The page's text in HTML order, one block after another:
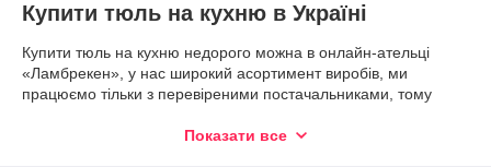
Купити тюль на кухню в Україні
Купити тюль на кухню недорого можна в онлайн-ательці
«Ламбрекен», у нас широкий асортимент виробів, ми
працюємо тільки з перевіреними постачальниками, тому
якнайшвидше працює система знижок, наші професіонали із
Показати все